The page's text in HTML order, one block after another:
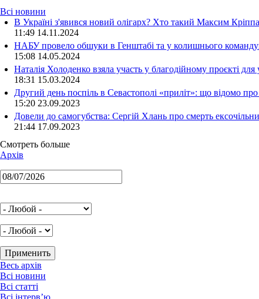
Всі новини
В Україні з'явився новий олігарх? Хто такий Максим
11:49 14.11.2024
НАБУ провело обшуки в Генштабі та у колишнього
15:08 14.05.2024
Наталія Холоденко взяла участь у благодійному проєкті для
18:31 15.03.2024
Другий день поспіль в Севастополі «приліт»: що відомо
15:20 23.09.2023
Довели до самогубства: Сергій Хлань про смерть
21:44 17.09.2023
Смотреть больше
Архів
Весь архів
Всі новини
Всі статті